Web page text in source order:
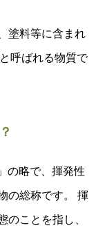
塗料等に含まれ
呼ばれる物質で
の略で、揮発性
の総称です。 揮
のことを指し、